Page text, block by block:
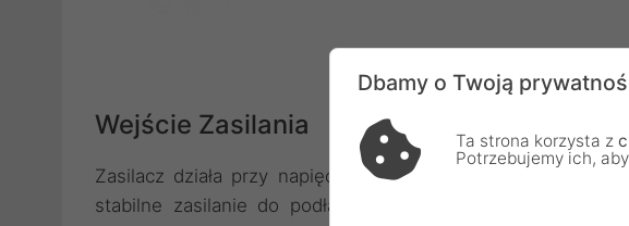
Wejście Zasilania
Zasilacz działa przy napięciu nominalnym 230 V z
stabilne zasilanie do podłączonych urządzeń.
Dbamy o Twoją
Ta strona korzysta z
Potrzebujemy ich,